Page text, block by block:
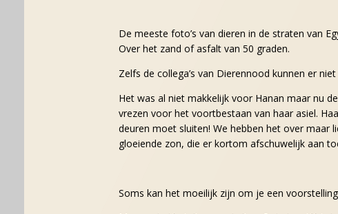
De meeste foto’s van dieren in de straten van
Over het zand of asfalt van 50 graden.
Zelfs de collega’s van Dierennood kunnen er
Het was al niet makkelijk voor Hanan maar nu
vrezen voor het voortbestaan van haar asiel.
deuren moet sluiten! We hebben het over maar
gloeiende zon, die er kortom afschuwelijk aan
Soms kan het moeilijk zijn om je een